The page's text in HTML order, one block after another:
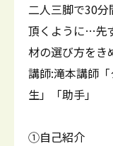
二人三脚で30分
頂くように…先
材の選び方を
講師:滝本講師
生」「助手」
①自己紹介